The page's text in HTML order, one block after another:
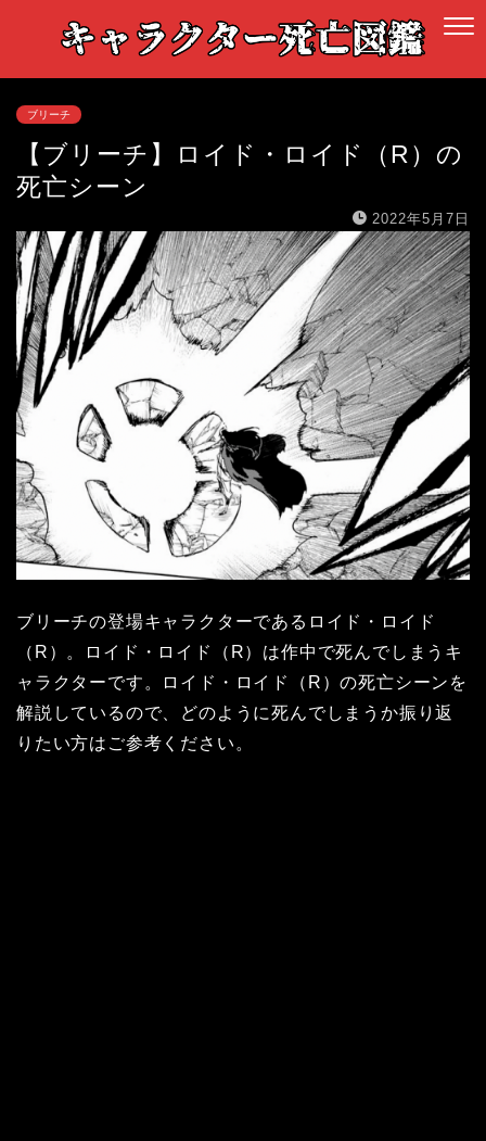
ブリーチ
【ブリーチ】ロイド・ロイド（R）の
死亡シーン
2022年5月7日
ブリーチの登場キャラクターであるロイド・ロイド
（R）。ロイド・ロイド（R）は作中で死んでしまうキ
ャラクターです。ロイド・ロイド（R）の死亡シーンを
解説しているので、どのように死んでしまうか振り返
りたい方はご参考ください。